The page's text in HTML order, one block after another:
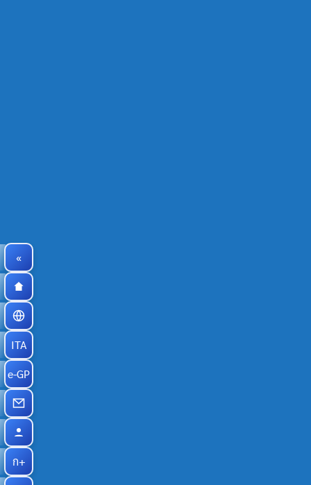
«
ITA
e-GP
ก+